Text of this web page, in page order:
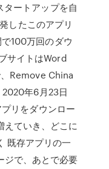
ートアップを自
したこのアプリ
100万回のダウ
サイトはWord
Remove China
年6月23日
リをダウンロー
えていき、どこに
既存アプリの一
ジで、あとで必要